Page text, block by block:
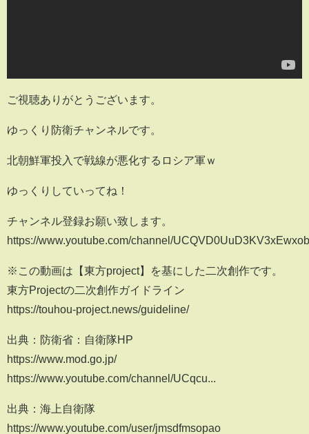
ご視聴ありがとうございます。
ゆっくり防衛チャンネルです。
北朝鮮軍投入で戦線が悪化するロシア軍ｗ
ゆっくりしていってね！
チャンネル登録お願い致します。
https://www.youtube.com/channel/
※この動画は【東方project】を基にした二次創作です。
東方Projectの二次創作ガイドライン
https://touhou-project.news/guideline/
出典：防衛省：自衛隊HP
https://www.mod.go.jp/
https://www.youtube.com/channel/UCqcu...
出典：海上自衛隊
https://www.youtube.com/user/jmsdfmsopao